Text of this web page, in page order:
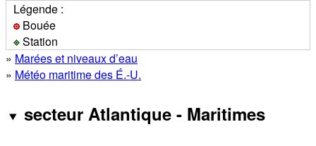
Légende :
Bouée
Station
» Marées et niveaux d’eau
» Météo maritime des É.-U.
secteur Atlantique - Maritimes